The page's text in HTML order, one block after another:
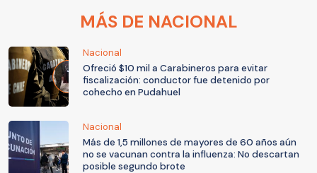
MÁS DE NACIONAL
Nacional
Ofreció $10 mil a Carabineros para evitar
fiscalización: conductor fue detenido por
cohecho en Pudahuel
Nacional
Más de 1,5 millones de mayores de 60 años aún
no se vacunan contra la influenza: No descartan
posible segundo brote